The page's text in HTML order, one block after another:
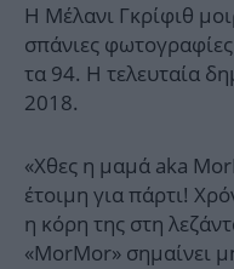
Η Μέλανι Γκρίφιθ
σπάνιες
τα 94. Η τελευταία
2018.
«Χθες η μαμά aka
έτοιμη για πάρτι!
η κόρη της στη
«MorMor» σημαίνει